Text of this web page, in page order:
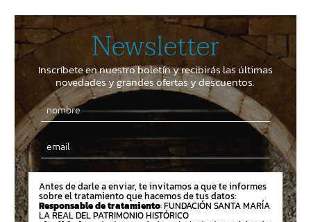
Newsletter
Inscríbete en nuestro boletín y recibirás las últimas
novedades y grandes ofertas y descuentos.
Email
Antes de darle a enviar, te invitamos a que te informes
sobre el tratamiento que hacemos de tus datos:
Responsable de tratamiento: FUNDACIÓN SANTA MARÍA
LA REAL DEL PATRIMONIO HISTÓRICO